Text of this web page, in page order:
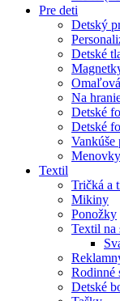
Pre deti
Detský
Detské
Na
Detské
Detské
Vankúše
Textil
Tričká a
Mikiny
Ponožky
Textil na
Rodinné
Detské